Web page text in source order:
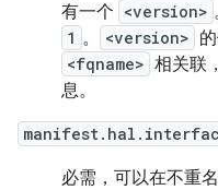
有一个 <version>
1 。 <version>
<fqname> 相关联
息。
必需，可以在不重